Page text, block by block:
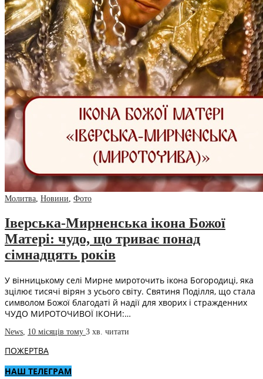
Молитва, Новини, Фото
Іверська-Мирненська ікона Божої
Матері: чудо, що триває понад
сімнадцять років
У вінницькому селі Мирне мироточить ікона Богородиці, яка
зцілює тисячі вірян з усього світу. Святиня Поділля, що стала
символом Божої благодаті й надії для хворих і стражденних
ЧУДО МИРОТОЧИВОЇ ІКОНИ:…
News, 10 місяців тому 3 хв. читати
ПОЖЕРТВА
НАШ ТЕЛЕГРАМ